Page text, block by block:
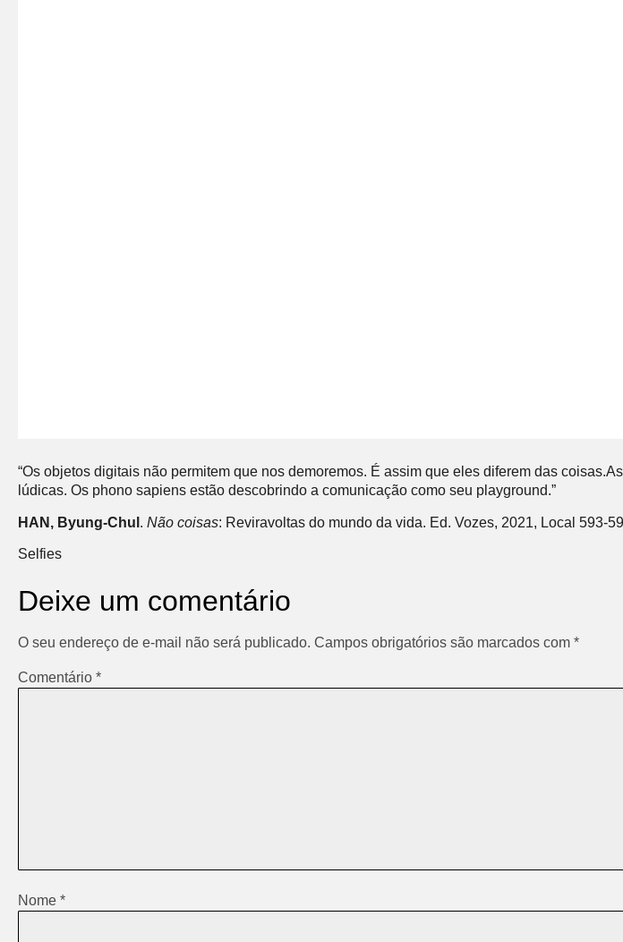
“Os objetos digitais não permitem que nos demoremos. É assim que eles diferem das
lúdicas. Os phono sapiens estão descobrindo a comunicação como seu playground.”
HAN, Byung-Chul . Não coisas: Reviravoltas do mundo da vida. Ed. Vozes, 2021, Local 593-
Selfies
Deixe um comentário
O seu endereço de e-mail não será publicado. Campos obrigatórios são marcados com *
Comentário *
Nome *